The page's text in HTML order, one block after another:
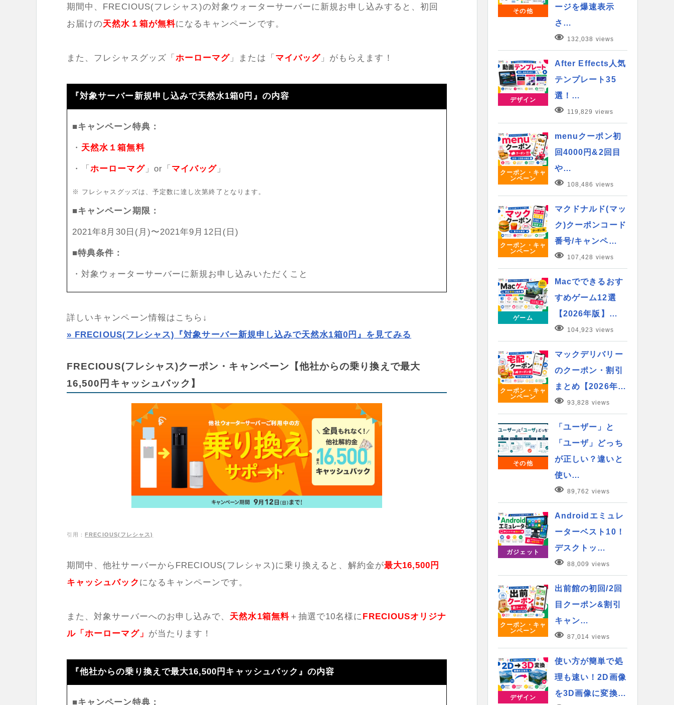
期間中、FRECIOUS(フレシャス)の対象ウォーターサーバーに新規お申し込みすると、初回
お届けの天然水１箱が無料になるキャンペーンです。
また、フレシャスグッズ「 ホーローマグ 」または「 マイバッグ 」がもらえます！
『対象サーバー新規申し込みで天然水1箱0円』の内容
■キャンペーン特典：
・ 天然水１箱無料
・「ホーローマグ」or「 マイバッグ 」
※ フレシャスグッズは、予定数に達し次第終了となります。
■キャンペーン期限：
2021年8月30日(月)〜2021年9月12日(日)
■特典条件：
・対象ウォーターサーバーに新規お申し込みいただくこと
詳しいキャンペーン情報はこちら↓
» FRECIOUS(フレシャス)『対象サーバー新規申し込みで天然水1箱0円』を見てみる
FRECIOUS(フレシャス)クーポン・キャンペーン【他社からの乗り換えで最大
16,500円キャッシュバック】
引用：FRECIOUS(フレシャス)
期間中、他社サーバーからFRECIOUS(フレシャス)に乗り換えると、解約金が最大16,500円
キャッシュバック になるキャンペーンです。
また、対象サーバーへのお申し込みで、 天然水1箱無料＋抽選で10名様に FRECIOUSオリジナ
ル「ホーローマグ」 が当たります！
『他社からの乗り換えで最大16,500円キャッシュバック』の内容
■キャンペーン特典：
その他
ージを爆速表示
さ…
132,038 views
デザイン
After Effects人気
テンプレート35
選！…
119,829 views
クーポン・キャ
ンペーン
menuクーポン初
回4000円&2回目
や…
108,486 views
クーポン・キャ
ンペーン
マクドナルド(マッ
ク)クーポンコード
番号/キャンペ…
107,428 views
ゲーム
Macでできるおす
すめゲーム12選
【2026年版】…
104,923 views
クーポン・キャ
ンペーン
マックデリバリー
のクーポン・割引
まとめ【2026年…
93,828 views
その他
「ユーザー」と
「ユーザ」どっち
が正しい？違いと
使い…
89,762 views
ガジェット
Androidエミュレ
ーターベスト10！
デスクトッ…
88,009 views
クーポン・キャ
ンペーン
出前館の初回/2回
目クーポン&割引
キャン…
87,014 views
デザイン
使い方が簡単で処
理も速い！2D画像
を3D画像に変換…